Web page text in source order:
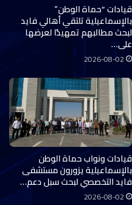
قيادات “حماة الوطن”
بالإسماعيلية تلتقي أهالي فايد
لبحث مطالبهم تمهيدًا لعرضها
على…
2026-08-02
قيادات ونواب حماة الوطن
بالإسماعيلية يزورون مستشفى
فايد التخصصي لبحث سبل دعم…
2026-08-02